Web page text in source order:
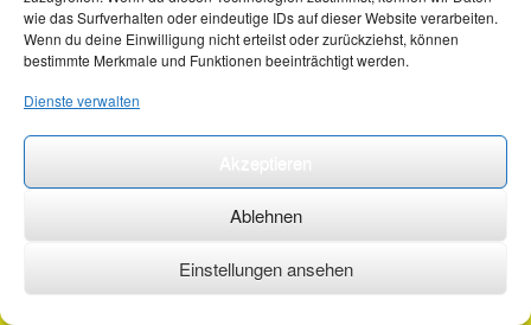
wie das Surfverhalten oder eindeutige IDs auf dieser Website verarbeiten.
Wenn du deine Einwilligung nicht erteilst oder zurückziehst, können
bestimmte Merkmale und Funktionen beeinträchtigt werden.
Dienste verwalten
Ablehnen
Einstellungen ansehen
©2026 ·erstehilfekurs-mauch.de ·AGB ·Datenschutzerklärung ·Impressum ·